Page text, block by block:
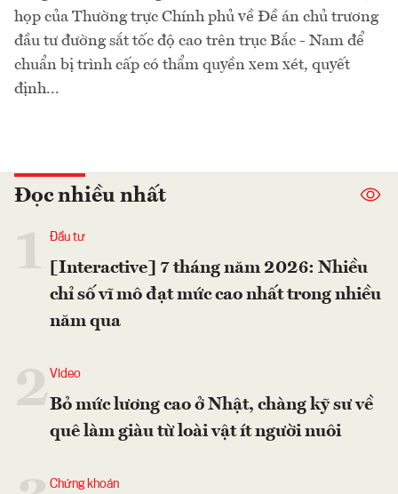
họp của Thường trực Chính phủ về Đề án chủ trương
đầu tư đường sắt tốc độ cao trên trục Bắc - Nam để
chuẩn bị trình cấp có thẩm quyền xem xét, quyết
định...
Đọc nhiều nhất
Đầu tư
[Interactive] 7 tháng năm 2026: Nhiều
chỉ số vĩ mô đạt mức cao nhất trong nhiều
năm qua
2Video
Bỏ mức lương cao ở Nhật, chàng kỹ sư về
quê làm giàu từ loài vật ít người nuôi
Chứng khoán